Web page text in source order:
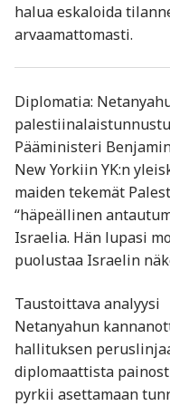
halua eskaloida
arvaamattomasti.
Diplomatia:
Pääministeri
New Yorkiin YK:n
maiden tekemät
“häpeällinen
Israelia. Hän lupasi
puolustaa Israelin
Taustoittava analyysi
Netanyahun
hallituksen
diplomaattista
pyrkii asettamaan